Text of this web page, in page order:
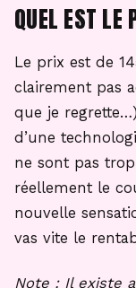
QUEL EST LE
Le prix est de
clairement pas
que je
d’une
ne sont pas
réellement le
nouvelle
vas vite le
Note : Il existe